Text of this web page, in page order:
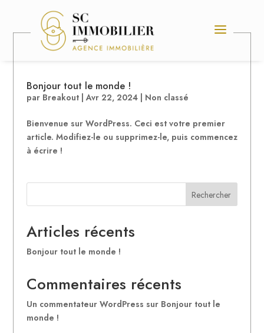
Bonjour tout le monde !
par Breakout|Avr 22, 2024| Non classé
Bienvenue sur WordPress. Ceci est votre premier
article. Modifiez-le ou supprimez-le, puis commencez
à écrire !
Rechercher
Articles récents
Bonjour tout le monde !
Commentaires récents
Un commentateur WordPress sur Bonjour tout le
monde !